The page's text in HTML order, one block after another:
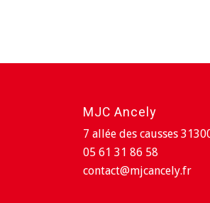
MJC Ancely
7 allée des causses
05 61 31 86 58
contact@mjcancely.fr